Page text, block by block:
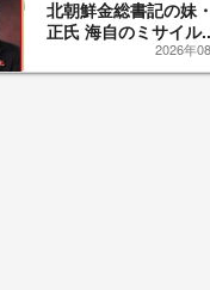
北朝鮮金総書記の妹
正氏 海自のミサイル
2026年